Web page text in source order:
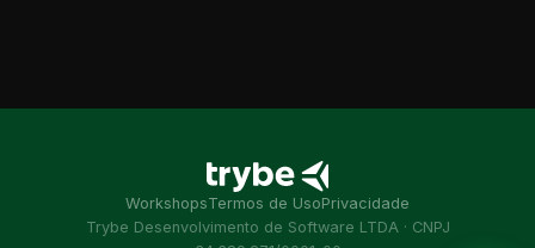
WorkshopsTermos de UsoPrivacidade
Trybe Desenvolvimento de Software LTDA · CNPJ